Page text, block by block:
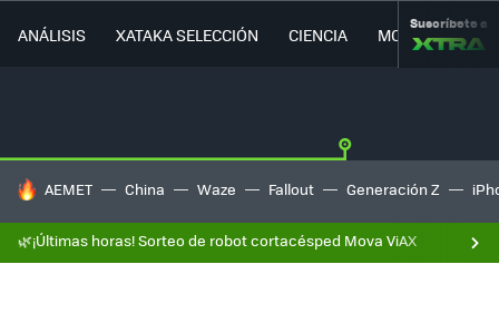
ANÁLISIS XATAKA SELECCIÓN CIENCIA MOVILIDAD
Suscríbete a
HOY SE HABLA DE
AEMET China Waze Fallout Generación Z
🌿¡Últimas horas! Sorteo de robot cortacésped Mova ViAX